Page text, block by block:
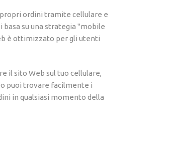
ordini tramite cellulare e
su una strategia "mobile
è ottimizzato per gli utenti
il sito Web sul tuo cellulare,
puoi trovare facilmente i
in qualsiasi momento della